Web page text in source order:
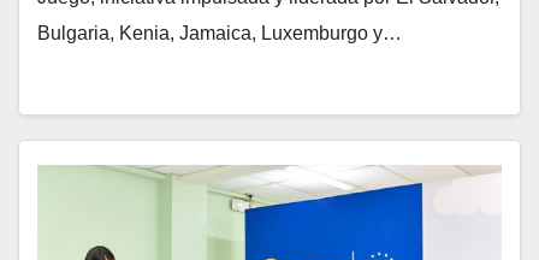
Bulgaria, Kenia, Jamaica, Luxemburgo y…